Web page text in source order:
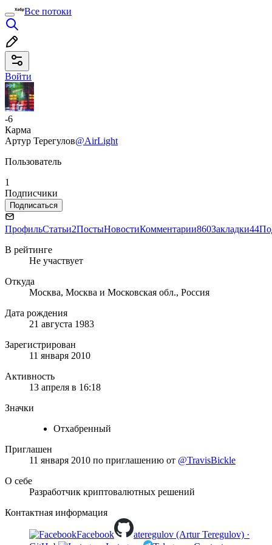
Все потоки
Войти
-6
Карма
Артур Терегулов@AirLight
Пользователь
1
Подписчики
Подписаться
ПрофильСтатьи2ПостыНовостиКомментарии860Закладки44
В рейтинге
Не участвует
Откуда
Москва, Москва и Московская обл., Россия
Дата рождения
21 августа 1983
Зарегистрирован
11 января 2010
Активность
13 апреля в 16:18
Значки
Отхабренный
Приглашен
11 января 2010 по приглашению от @TravisBickle
О себе
Разработчик криптовалютных решений
Контактная информация
Facebook
ateregulov (Artur Teregulov) ·